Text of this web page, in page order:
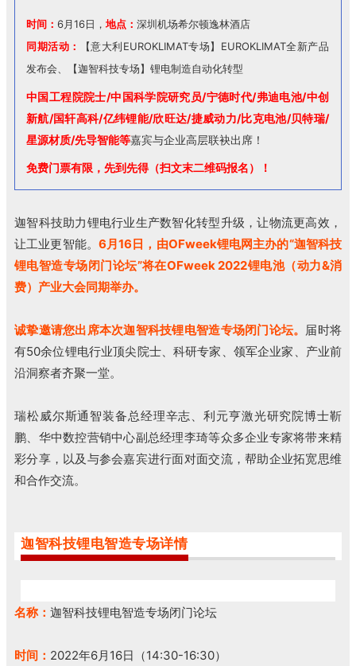
时间： 6月16日， 地点： 深圳机场希尔顿逸林酒店
同期活动：
【意大利EUROKLIMAT专场】EUROKLIMAT全新产品
发布会、【迦智科技专场】锂电制造自动化转型
中国工程院院士/中国科学院研究员/宁德时代/弗迪电池/中创
新航/国轩高科/亿纬锂能/欣旺达/捷威动力/比克电池/贝特瑞/
星源材质/先导智能等嘉宾与企业高层联袂出席！
免费门票有限，先到先得（扫文末二维码报名）！
迦智科技助力锂电行业生产数智化转型升级，让物流更高效，
让工业更智能。 6月16日，由OFweek锂电网主办的“迦智科技
锂电智造专场闭门论坛”将在OFweek 2022锂电池（动力&消
费）产业大会同期举办。
诚挚邀请您出席本次迦智科技锂电智造专场闭门论坛。 届时将
有50余位锂电行业顶尖院士、科研专家、领军企业家、产业前
沿洞察者齐聚一堂。
瑞松威尔斯通智装备总经理辛志、利元亨激光研究院博士靳
鹏、华中数控营销中心副总经理李琦等众多企业专家将带来精
彩分享，以及与参会嘉宾进行面对面交流，帮助企业拓宽思维
和合作交流。
迦智科技锂电智造专场详情
名称： 迦智科技锂电智造专场闭门论坛
时间： 2022年6月16日（14:30-16:30）